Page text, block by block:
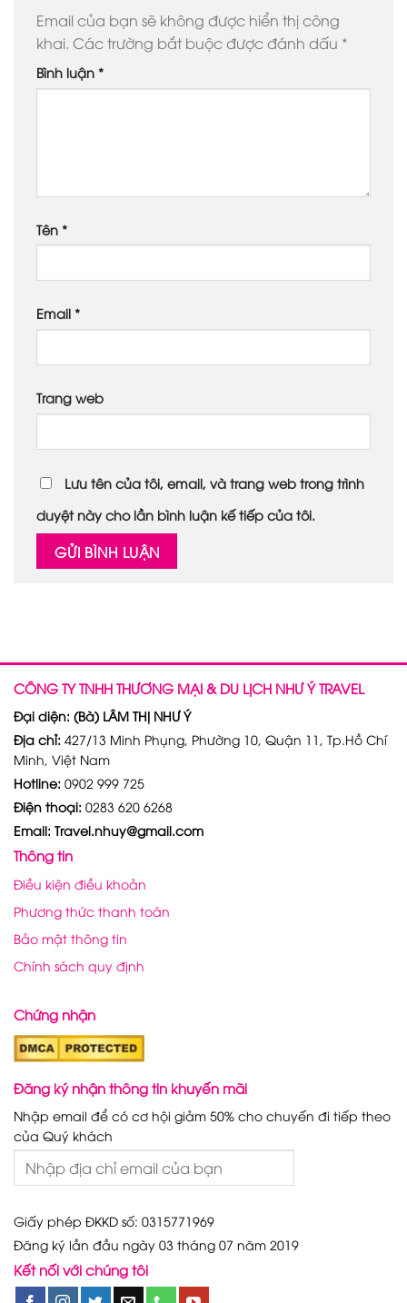
Email của bạn sẽ không được hiển thị công
khai. Các trường bắt buộc được đánh dấu *
Bình luận *
Tên *
Email *
Trang web
Lưu tên của tôi, email, và trang web trong trình
duyệt này cho lần bình luận kế tiếp của tôi.
CÔNG TY TNHH THƯƠNG MẠI & DU LỊCH NHƯ Ý TRAVEL
Đại diện: (Bà) LÂM THỊ NHƯ Ý
Địa chỉ: 427/13 Minh Phụng, Phường 10, Quận 11, Tp.Hồ Chí
Minh, Việt Nam
Hotline: 0902 999 725
Điện thoại: 0283 620 6268
Email: Travel.nhuy@gmail.com
Thông tin
Điều kiện điều khoản
Phương thức thanh toán
Bảo mật thông tin
Chính sách quy định
Chứng nhận
Đăng ký nhận thông tin khuyến mãi
Nhập email để có cơ hội giảm 50% cho chuyến đi tiếp theo
của Quý khách
Giấy phép ĐKKD số: 0315771969
Đăng ký lần đầu ngày 03 tháng 07 năm 2019
Kết nối với chúng tôi